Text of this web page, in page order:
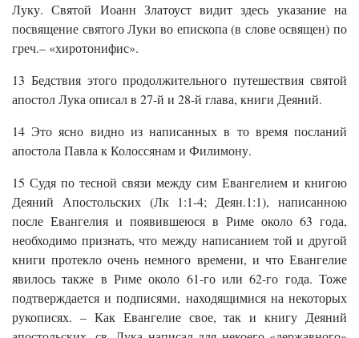
Луку. Святой Иоанн Златоуст видит здесь указание на
посвящение святого Луки во епископа (в слове освящен) по
греч.– «хиротонифис».
13 Бедствия этого продолжительного путешествия святой
апостол Лука описал в 27-й и 28-й глава, книги Деяний.
14 Это ясно видно из написанных в то время посланий
апостола Павла к Колоссянам и Филимону.
15 Судя по тесной связи между сим Евангелием и книгою
Деяний Апостольских (Лк 1:1-4; Деян.1:1), написанною
после Евангелия и появившеюся в Риме около 63 года,
необходимо признать, что между написанием той и другой
книги протекло очень немного времени, и что Евангелие
явилось также в Риме около 61-го или 62-го года. Тоже
подтверждается и подписями, находящимися на некоторых
рукописях. – Как Евангелие свое, так и книгу Деяний